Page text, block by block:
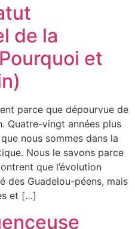
de la
et
parce que dépourvue de
Quatre-vingt années plus
nous sommes dans la
Nous le savons parce
que l’évolution
des Guadelou-péens, mais
et […]